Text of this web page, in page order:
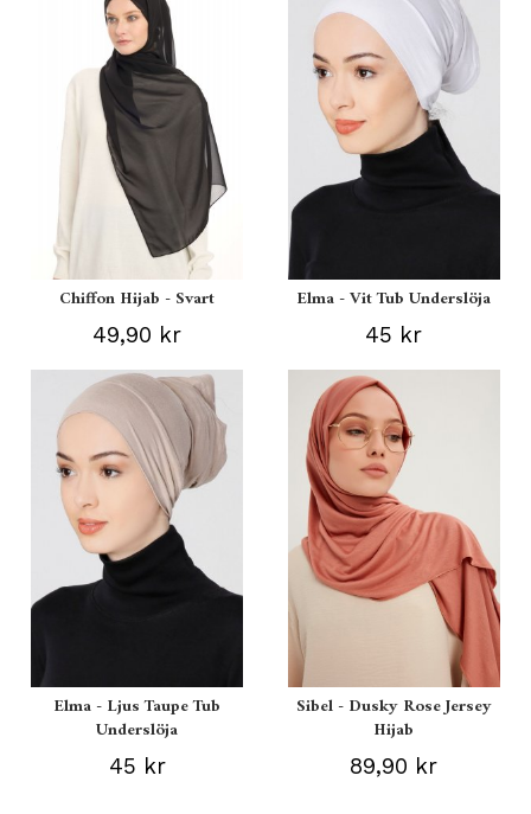
Chiffon Hijab - Svart
49,90 kr
Elma - Vit Tub Underslöja
45 kr
Elma - Ljus Taupe Tub
Underslöja
45 kr
Sibel - Dusky Rose Jersey
Hijab
89,90 kr